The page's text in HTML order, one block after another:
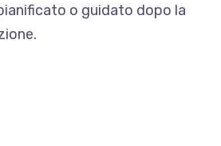
o guidato dopo la